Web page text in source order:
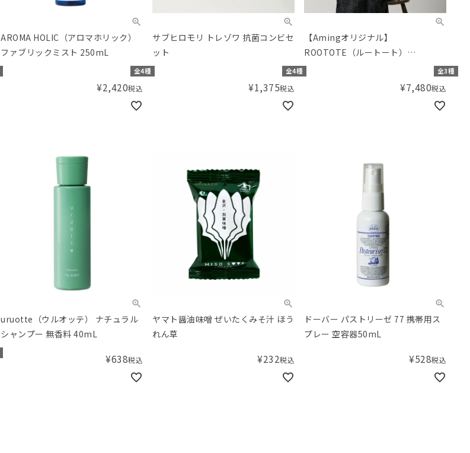
AROMA HOLIC（アロマホリック）
ファブリックミスト 250mL
全4種
¥2,420税込
サブヒロモリ トレゾワ 抗菌コンビセ
ット
全4種
¥1,375税込
【Amingオリジナル】
ROOTOTE（ルートート）
OE.CEOROO.Aming-A
全3種
¥7,480税込
uruotte（ウルオッテ） ナチュラル
シャンプー 無香料 40mL
¥638税込
ヤマト醤油味噌 ぜいたくみそ汁 ほう
れん草
¥232税込
ドーバー パストリーゼ 77 携帯用ス
プレー 空容器50mL
¥528税込